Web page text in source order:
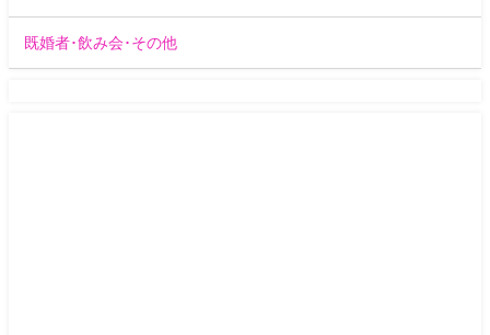
既婚者･飲み会･その他